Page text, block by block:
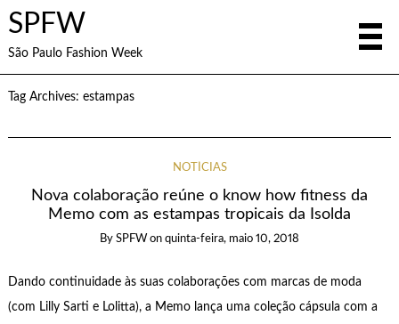
SPFW
São Paulo Fashion Week
Tag Archives: estampas
NOTÍCIAS
Nova colaboração reúne o know how fitness da
Memo com as estampas tropicais da Isolda
By SPFW on quinta-feira, maio 10, 2018
Dando continuidade às suas colaborações com marcas de moda
(com Lilly Sarti e Lolitta), a Memo lança uma coleção cápsula com a